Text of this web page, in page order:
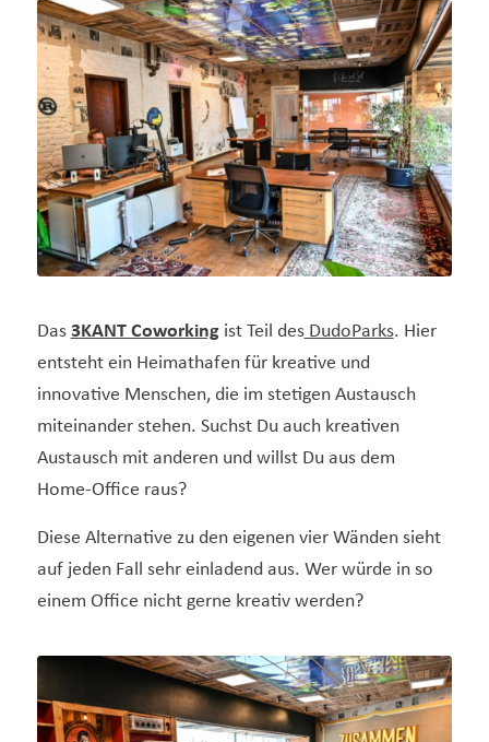
Das 3KANT Coworking ist Teil desDudoParks. Hier
entsteht ein Heimathafen für kreative und
innovative Menschen, die im stetigen Austausch
miteinander stehen. Suchst Du auch kreativen
Austausch mit anderen und willst Du aus dem
Home-Office raus?
Diese Alternative zu den eigenen vier Wänden sieht
auf jeden Fall sehr einladend aus. Wer würde in so
einem Office nicht gerne kreativ werden?